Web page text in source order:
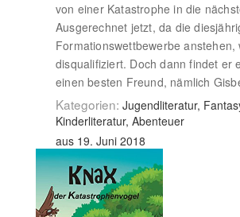
von einer Katastrophe in die
Ausgerechnet jetzt, da die
Formationswettbewerbe anstehen,
disqualifiziert. Doch dann findet er
einen besten Freund, nämlich
Kategorien: Jugendliteratur,
Kinderliteratur, Abenteuer
aus 19. Juni 2018